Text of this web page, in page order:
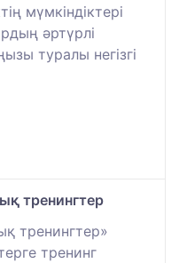
мүмкіндіктері
әртүрлі
туралы негізгі
тренингтер
тренингтер»
тренинг